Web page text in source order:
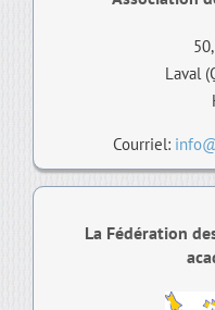
Laval
Courriel:
La Fédération